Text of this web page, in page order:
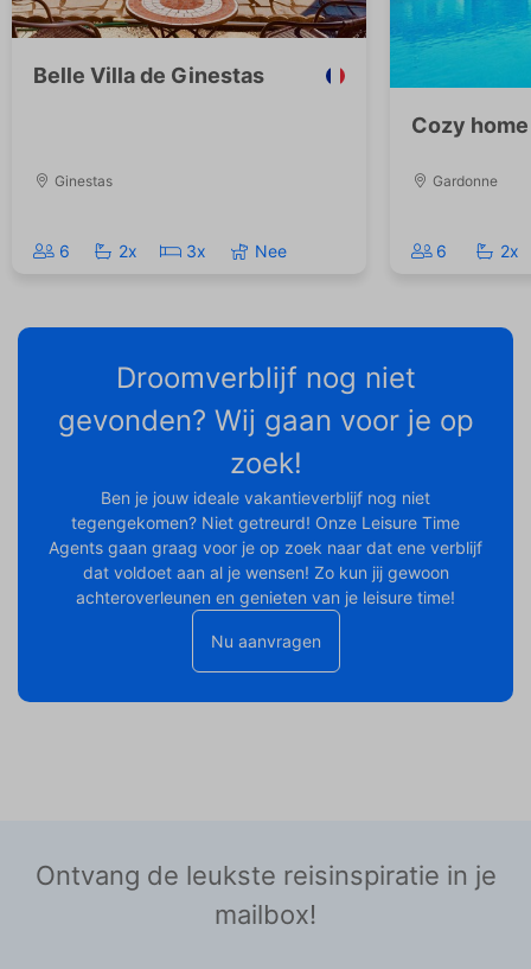
Belle Villa de Ginestas
Ginestas
6 2x 3x Nee
Cozy
Gardonne
6 2x
Droomverblijf nog niet
gevonden? Wij gaan voor je op
zoek!
Ben je jouw ideale vakantieverblijf nog niet
tegengekomen? Niet getreurd! Onze Leisure Time
Agents gaan graag voor je op zoek naar dat ene verblijf
dat voldoet aan al je wensen! Zo kun jij gewoon
achteroverleunen en genieten van je leisure time!
Nu aanvragen
Ontvang de leukste reisinspiratie in je
mailbox!